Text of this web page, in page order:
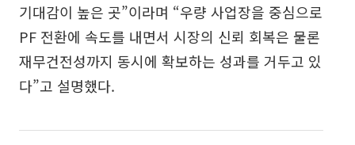
기대감이 높은 곳”이라며 “우량 사업장을 중심으로
PF 전환에 속도를 내면서 시장의 신뢰 회복은 물론
재무건전성까지 동시에 확보하는 성과를 거두고 있
다”고 설명했다.